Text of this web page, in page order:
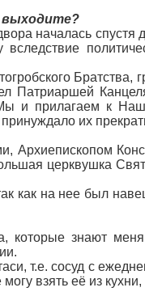
выходите?
началась спустя
Братства,
Патриаршей
и прилагаем к
их
церквушка
на нее был
которые знают
т.е. сосуд с
взять её из